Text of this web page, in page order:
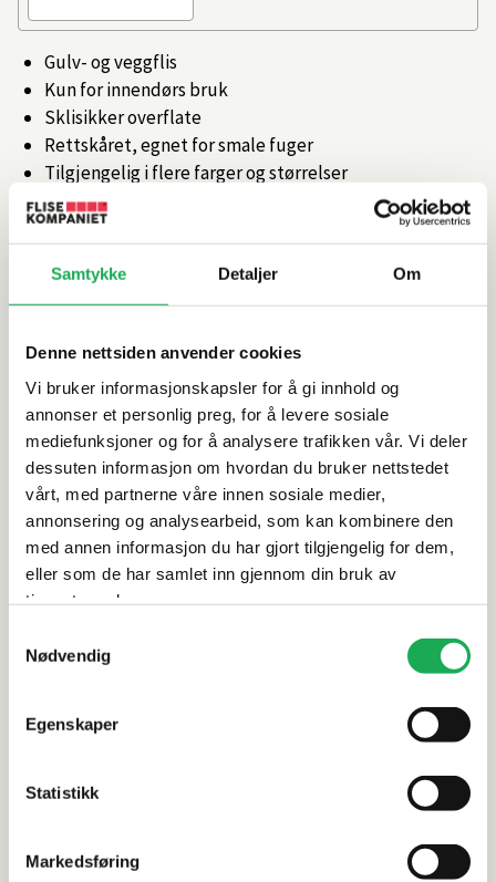
Samtykke Detaljer Om
Denne nettsiden anvender cookies
Vi bruker informasjonskapsler for å gi innhold og
annonser et personlig preg, for å levere sosiale
mediefunksjoner og for å analysere trafikken vår. Vi deler
dessuten informasjon om hvordan du bruker nettstedet
vårt, med partnerne våre innen sosiale medier,
annonsering og analysearbeid, som kan kombinere den
med annen informasjon du har gjort tilgjengelig for dem,
eller som de har samlet inn gjennom din bruk av
tjenestene deres.
Nødvendig
Egenskaper
Statistikk
Markedsføring
Gulv- og veggflis
Kun for innendørs bruk
Sklisikker overflate
Rettskåret, egnet for smale fuger
Tilgjengelig i flere farger og størrelser
Artikkelnr.101504998
Produktinformasjon
Spesifikasjoner
Rengjøring og vedlikehold
Leveringsinformasjon
Dokumentasjon
Alternative produkter
Intense, Beige (Blank) 60x120 Flis Intense,